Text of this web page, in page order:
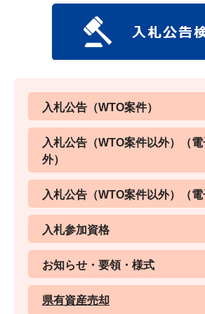
入札公告（WTO案件）
入札公告（WTO案件以外）（
外）
入札公告（WTO案件以外）（電
入札参加資格
お知らせ・要領・様式
県有資産売却